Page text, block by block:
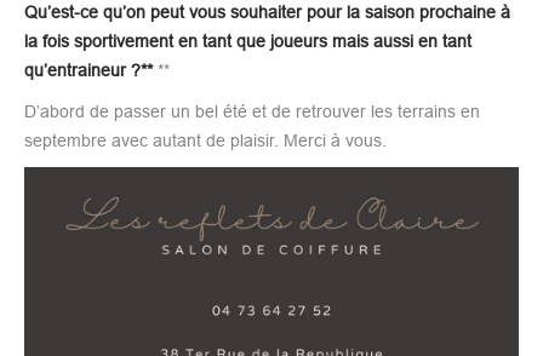
Qu’est-ce qu’on peut vous souhaiter pour la saison prochaine à
la fois sportivement en tant que joueurs mais aussi en tant
qu’entraineur ?****
D’abord de passer un bel été et de retrouver les terrains en
septembre avec autant de plaisir. Merci à vous.